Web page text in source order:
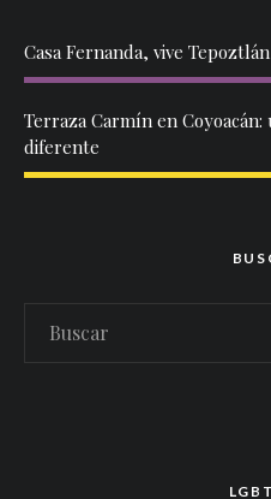
Casa Fernanda, vive
Terraza Carmín en
diferente